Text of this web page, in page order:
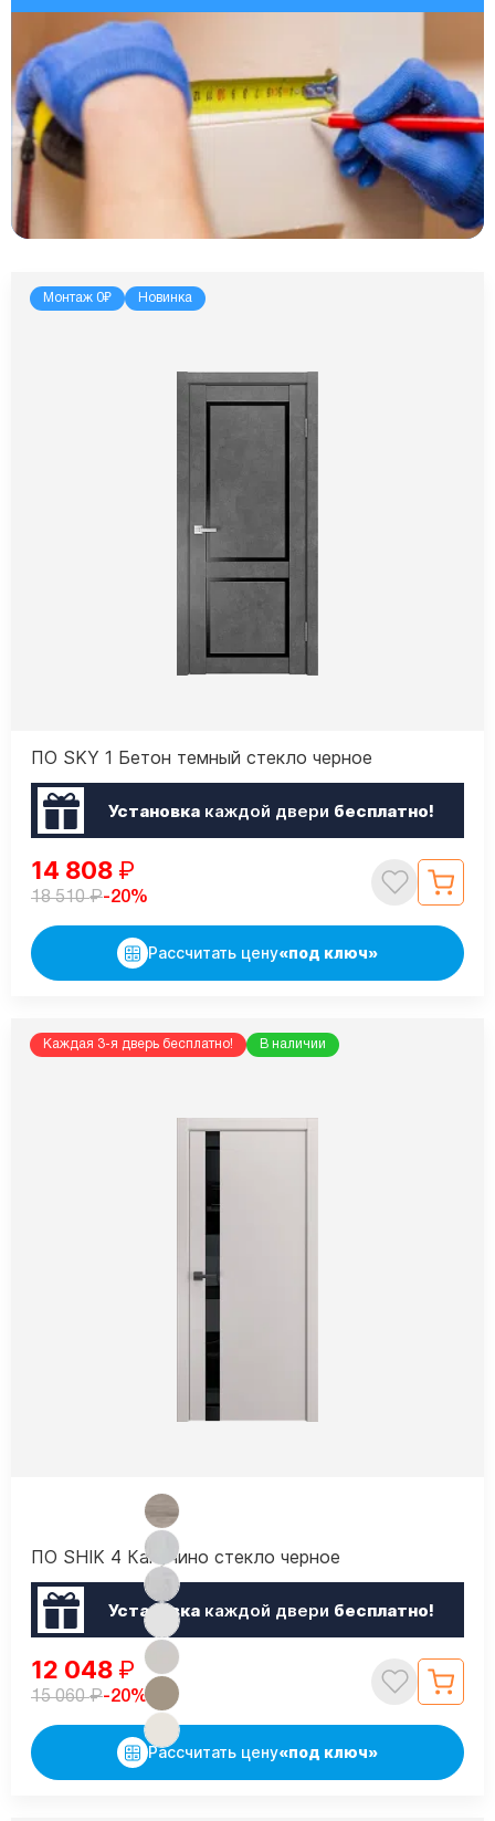
Монтаж 0₽ Новинка
ПО SKY 1 Бетон темный стекло черное
Установкакаждой двери бесплатно!
14 808 ₽
18 510₽-20%
Рассчитать цену«под ключ»
Каждая 3-я дверь бесплатно! В наличии
ПО SHIK 4 Капучино стекло черное
Установкакаждой двери бесплатно!
12 048 ₽
15 060₽-20%
Рассчитать цену«под ключ»